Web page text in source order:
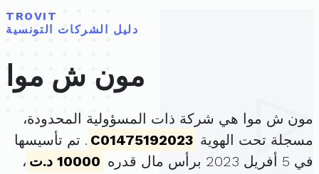
TROVIT
دليل الشركات التونسية
مون ش موا
مون ش موا هي شركة ذات المسؤولية المحدودة،
مسجلة تحت الهوية C01475192023 . تم تأسيسها
في 5 أفريل 2023 برأس مال قدره
10000 د.ت
،